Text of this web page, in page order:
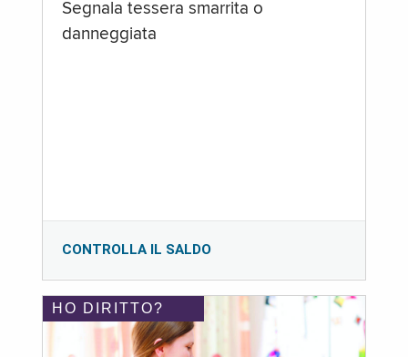
Segnala tessera smarrita o
danneggiata
CONTROLLA IL SALDO
HO DIRITTO?